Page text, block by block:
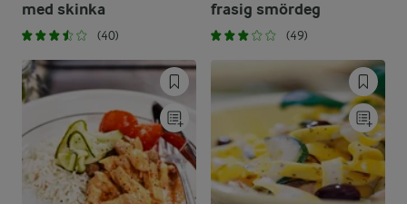
med skinka
(40)
frasig smördeg
(49)